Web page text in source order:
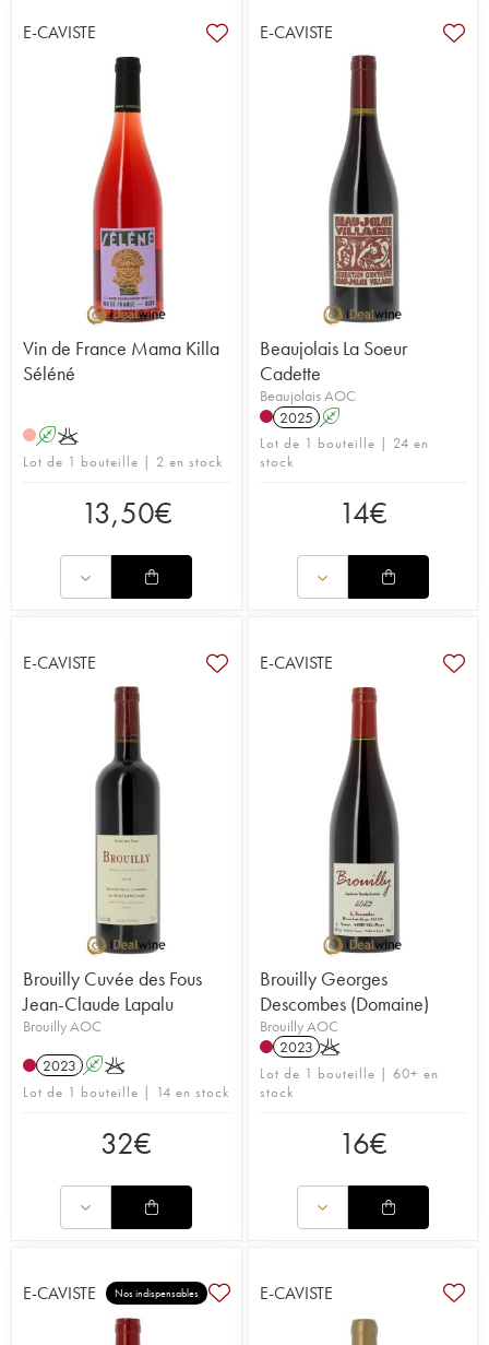
E-CAVISTE
Vin de France Mama Killa
Séléné
AK
Lot de 1 bouteille | 2 en stock
13,50€
E-CAVISTE
Beaujolais La Soeur
Cadette
Beaujolais AOC
2025 A
Lot de 1 bouteille | 24 en
stock
14€
E-CAVISTE
Brouilly Cuvée des Fous
Jean-Claude Lapalu
Brouilly AOC
2023 AK
Lot de 1 bouteille | 14 en stock
32€
E-CAVISTE
Brouilly Georges
Descombes (Domaine)
Brouilly AOC
2023 K
Lot de 1 bouteille | 60+ en
stock
16€
E-CAVISTE Nos indispensables E-CAVISTE